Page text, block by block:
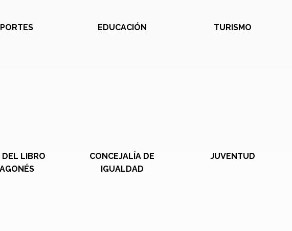
EDUCACIÓN TURISMO
DEL LIBRO
CONCEJALÍA DE
IGUALDAD
JUVENTUD